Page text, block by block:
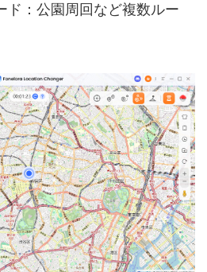
ド：公園周回など複数ルー